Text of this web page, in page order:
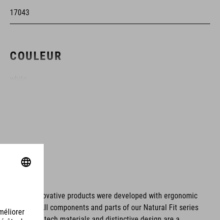
17043
COULEUR
partie supérieure : PU
Dyneema®
TPU
These innovative products were developed with ergonomic
issues. All components and parts of our Natural Fit series